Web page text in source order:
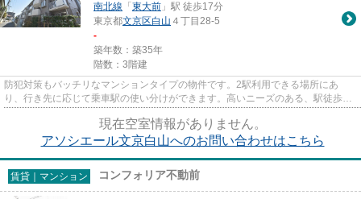
南北線 「 東大前 」駅 徒歩17分
東京都文京区白山 ４丁目28-5
-
築年数：築35年
階数：3階建
防犯対策もバッチリなマンションタイプの物件です。2駅利用できる場所にあ
り、行き先に応じて乗車駅の使い分けができます。高いニーズのある、駅徒歩7
現在空室情報がありません。
アソシエール文京白山へのお問い合わせはこちら
賃貸｜マンション コンフォリア不動前